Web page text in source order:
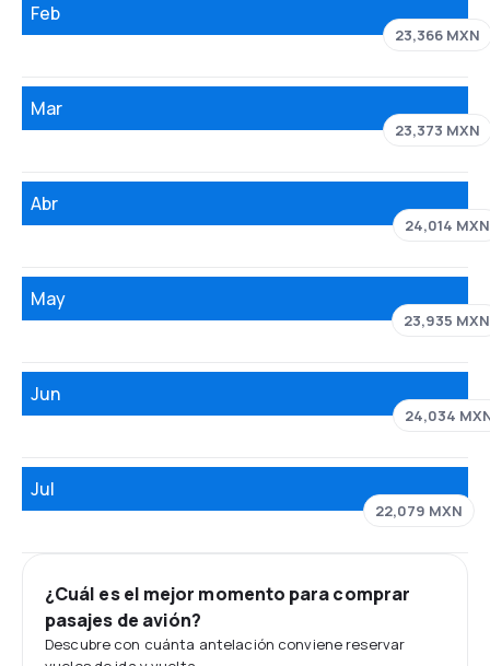
Feb
23,366 MXN
Mar
23,373 MXN
Abr
24,014 MXN
May
23,935 MXN
Jun
24,034
Jul
22,079 MXN
¿Cuál es el mejor momento para comprar
pasajes de avión?
Descubre con cuánta antelación conviene reservar